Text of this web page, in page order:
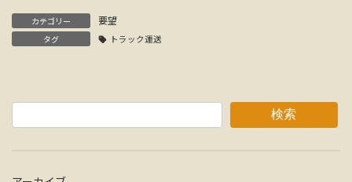
カテゴリー 要望
タグ トラック運送
検索